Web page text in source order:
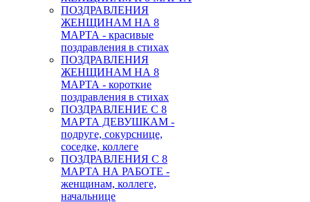
ПОЗДРАВЛЕНИЯ
ЖЕНЩИНАМ НА 8
МАРТА - красивые
поздравления в стихах
ПОЗДРАВЛЕНИЯ
ЖЕНЩИНАМ НА 8
МАРТА - короткие
поздравления в стихах
ПОЗДРАВЛЕНИЕ С 8
МАРТА ДЕВУШКАМ -
подруге, сокурснице,
соседке, коллеге
ПОЗДРАВЛЕНИЯ С 8
МАРТА НА РАБОТЕ -
женщинам, коллеге,
начальнице